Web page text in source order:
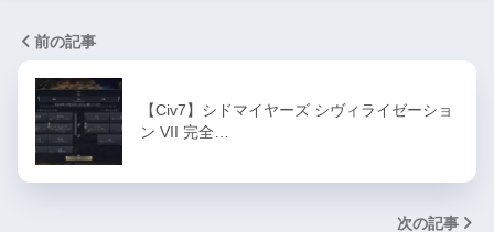
前の記事
【Civ7】シドマイヤーズ シヴィライゼーショ
ン VII 完全…
次の記事